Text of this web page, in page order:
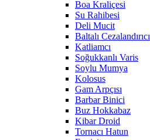
Boa Kraliçesi
Su Rahibesi
Deli Mucit
Baltalı Cezalandırıcı
Katliamcı
Soğukkanlı Varis
Soylu Mumya
Kolosus
Gam Arpçısı
Barbar Binici
Buz Hokkabaz
Kibar Droid
Tornacı Hatun